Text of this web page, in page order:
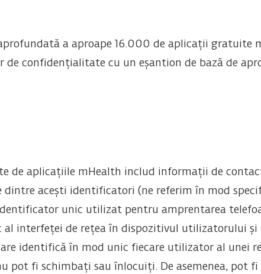
a aproape 16.000 de aplicații gratuite
de confidențialitate cu un eșantion de bază de
de aplicațiile mHealth includ informații de
acești identificatori (ne referim în mod
unic utilizat pentru amprentarea
al interfeței de rețea în dispozitivul utilizatorului
identifică în mod unic fiecare utilizator al unei
pot fi schimbați sau înlocuiți. De asemenea, pot